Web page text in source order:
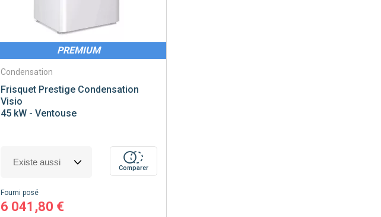
PREMIUM
Condensation
FrisquetPrestige Condensation
Visio
45 kW - Ventouse
Comparer
Fourni posé
6 041,80 €